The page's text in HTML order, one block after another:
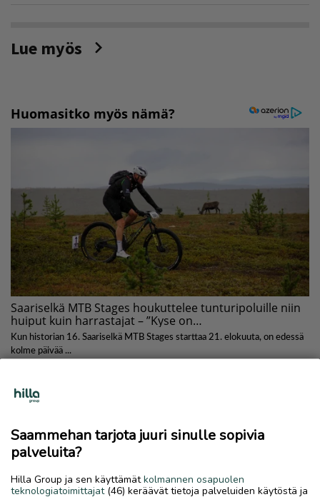
Lue myös
Saammehan tarjota juuri sinulle sopivia
palveluita?
Hilla Group ja sen käyttämätkolmannen osapuolen
teknologiatoimittajat(46) keräävät tietoja palveluiden käytöstä ja